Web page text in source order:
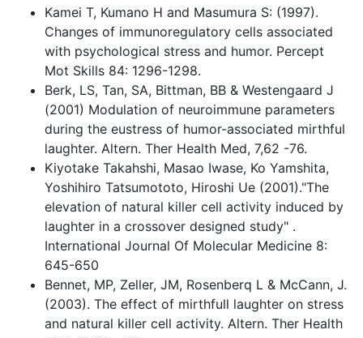
Kamei T, Kumano H and Masumura S: (1997).
Changes of immunoregulatory cells associated
with psychological stress and humor. Percept
Mot Skills 84: 1296-1298.
Berk, LS, Tan, SA, Bittman, BB & Westengaard J
(2001) Modulation of neuroimmune parameters
during the eustress of humor-associated mirthful
laughter. Altern. Ther Health Med, 7,62 -76.
Kiyotake Takahshi, Masao Iwase, Ko Yamshita,
Yoshihiro Tatsumototo, Hiroshi Ue (2001)."The
elevation of natural killer cell activity induced by
laughter in a crossover designed study" .
International Journal Of Molecular Medicine 8:
645-650
Bennet, MP, Zeller, JM, Rosenberq L & McCann, J.
(2003). The effect of mirthfull laughter on stress
and natural killer cell activity. Altern. Ther Health